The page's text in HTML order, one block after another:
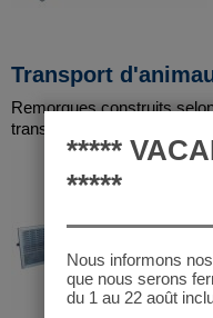
Transport
Remorques construits
transport d'animaux, afin
*****
*****
Nous informons
que nous serons
du 1 au 22 août